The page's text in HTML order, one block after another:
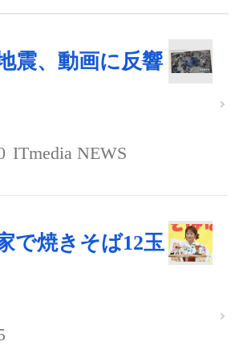
震、動画に反響
ITmedia NEWS
で焼きそば12玉